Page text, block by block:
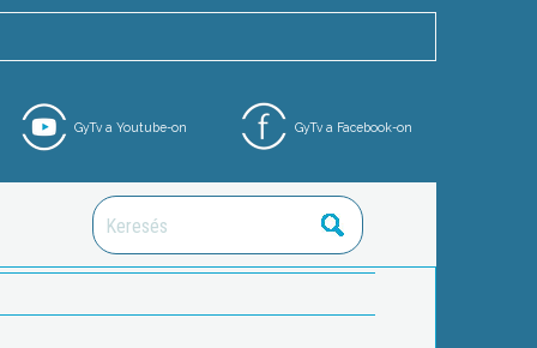
GyTv a Facebook-on
GyTv a Youtube-on